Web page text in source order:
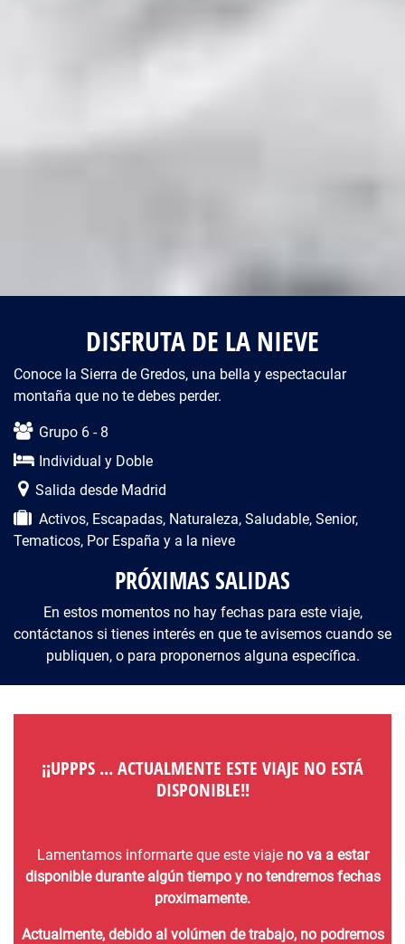
DISFRUTA DE LA NIEVE
Conoce la Sierra de Gredos, una bella y espectacular
montaña que no te debes perder.
Descripción del viaje
Grupo 6 - 8
Individual y Doble
Salida desde Madrid
Activos, Escapadas, Naturaleza, Saludable, Senior,
Tematicos, Por España y a la nieve​
PRÓXIMAS SALIDAS
En estos momentos no hay fechas para este viaje,
contáctanos si tienes interés en que te avisemos cuando se
publiquen, o para proponernos alguna específica.
¡¡UPPPS ... ACTUALMENTE ESTE VIAJE NO ESTÁ
DISPONIBLE!!
Lamentamos informarte que este viaje no va a estar
disponible durante algún tiempo y no tendremos fechas
proximamente.
Actualmente, debido al volúmen de trabajo, no podremos